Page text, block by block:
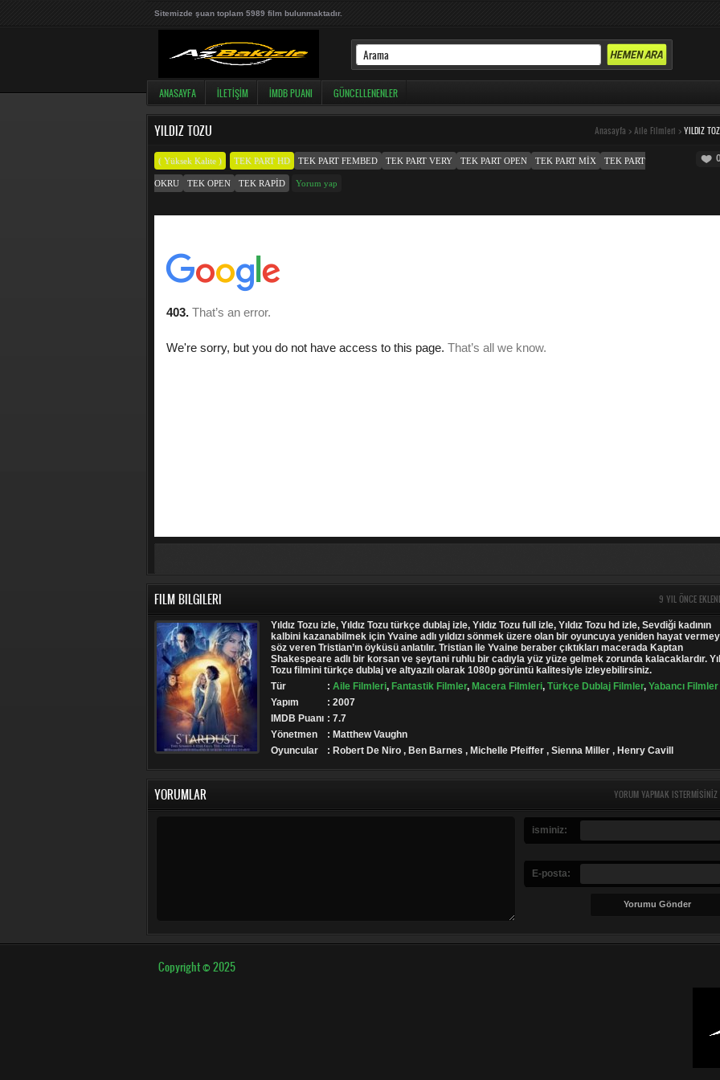
Sitemizde şuan toplam 5989 film bulunmaktadır.
ANASAYFA İLETIŞIM İMDB PUANI GÜNCELLENENLER
YILDIZ TOZU Anasayfa > Aile Filmleri > YILDIZ
( Yüksek Kalite ) TEK PART HD TEK PART FEMBED TEK PART VERY TEK PART OPEN TEK PART MIX TEK PART
OKRU TEK OPEN TEK RAPID Yorum yap
FILM BILGILERI 9 YIL ÖNCE
Yıldız Tozu izle, Yıldız Tozu türkçe dublaj izle, Yıldız Tozu full izle, Yıldız Tozu hd izle, Sevdiği kadının
kalbini kazanabilmek için Yvaine adlı yıldızı sönmek üzere olan bir oyuncuya yeniden hayat
söz veren Tristian’ın öyküsü anlatılır. Tristian ile Yvaine beraber çıktıkları macerada Kaptan
Shakespeare adlı bir korsan ve şeytani ruhlu bir cadıyla yüz yüze gelmek zorunda kalacaklardır.
Tozu filmini türkçe dublaj ve altyazılı olarak 1080p görüntü kalitesiyle izleyebilirsiniz.
Tür
: Aile Filmleri, Fantastik Filmler, Macera Filmleri, Türkçe Dublaj Filmler, Yabancı Filmler
Yapım
: 2007
IMDB Puanı : 7.7
Yönetmen
: Matthew Vaughn
Oyuncular
: Robert De Niro , Ben Barnes , Michelle Pfeiffer , Sienna Miller , Henry Cavill
YORUMLAR YORUM YAPMAK
isminiz:
E-posta:
Copyright © 2025